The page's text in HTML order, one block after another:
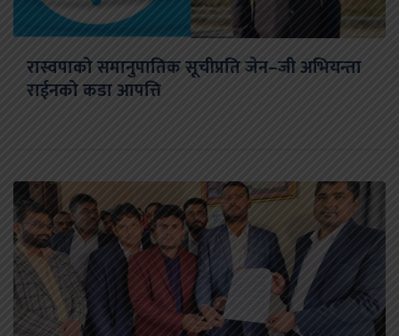
रास्वपाको समानुपातिक सूचीप्रति जेन–जी अभियन्ता
राईनको कडा आपत्ति